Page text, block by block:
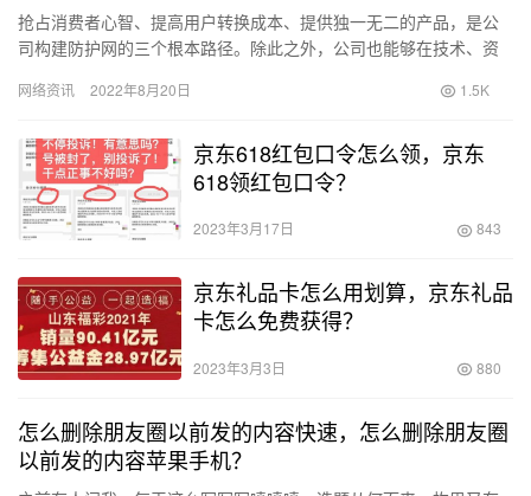
抢占消费者心智、提高用户转换成本、提供独一无二的产品，是公
司构建防护网的三个根本路径。除此之外，公司也能够在技术、资
个要素…
网络资讯 2022年8月20日 1.5K
京东618红包口令怎么领，京东
618领红包口令？
2023年3月17日 843
京东礼品卡怎么用划算，京东礼品
卡怎么免费获得？
2023年3月3日 880
怎么删除朋友圈以前发的内容快速，怎么删除朋友圈
以前发的内容苹果手机？